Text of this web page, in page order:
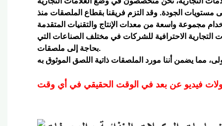
الجودة. وقد التزم فريقنا بقطاع الملصقات منذ
مجموعة واسعة من معدات الإنتاج والتقنيات المتقدمة
التجارية الاحترافية للشركات في مختلف الصناعات التي
بحاجة إلى ملصقات.